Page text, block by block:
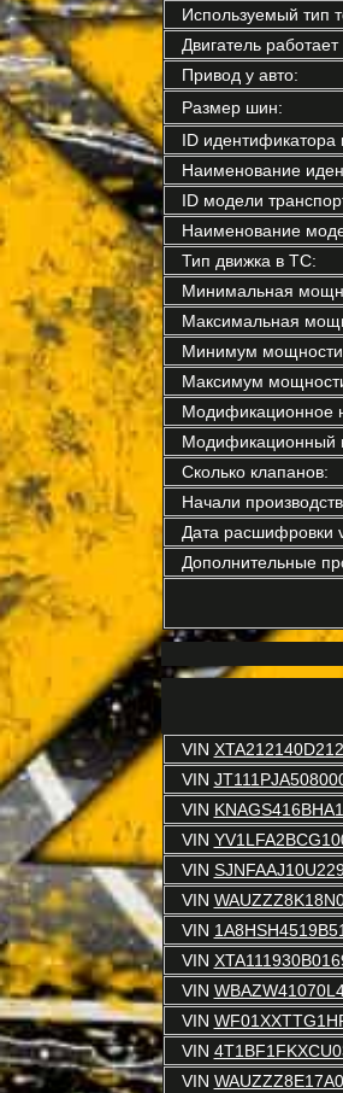
Используемый тип
Двигатель
Привод у авто:
Размер шин:
ID идентификатора
Наименование
ID модели
Наименование
Тип движка в ТС:
Минимальная
Максимальная
Минимум мощности
Максимум
Модификационное
Модификационный
Сколько клапанов:
Начали
Дата расшифровки
Дополнительные
VIN
VIN
VIN
VIN
VIN
VIN
VIN
VIN
VIN
VIN
VIN
VIN